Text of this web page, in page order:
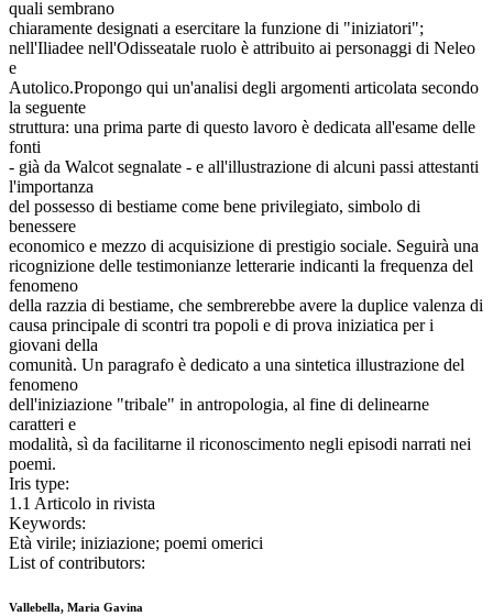
quali sembrano
chiaramente designati a esercitare la funzione di "iniziatori";
nell'Iliadee nell'Odisseatale ruolo è attribuito ai personaggi di Neleo
e
Autolico.Propongo qui un'analisi degli argomenti articolata secondo
la seguente
struttura: una prima parte di questo lavoro è dedicata all'esame delle
fonti
- già da Walcot segnalate - e all'illustrazione di alcuni passi attestanti
l'importanza
del possesso di bestiame come bene privilegiato, simbolo di
benessere
economico e mezzo di acquisizione di prestigio sociale. Seguirà una
ricognizione delle testimonianze letterarie indicanti la frequenza del
fenomeno
della razzia di bestiame, che sembrerebbe avere la duplice valenza di
causa principale di scontri tra popoli e di prova iniziatica per i
giovani della
comunità. Un paragrafo è dedicato a una sintetica illustrazione del
fenomeno
dell'iniziazione "tribale" in antropologia, al fine di delinearne
caratteri e
modalità, sì da facilitarne il riconoscimento negli episodi narrati nei
poemi.
Iris type:
1.1 Articolo in rivista
Keywords:
Età virile; iniziazione; poemi omerici
List of contributors:
Vallebella, Maria Gavina